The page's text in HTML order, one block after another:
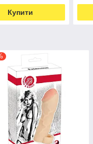
Купити